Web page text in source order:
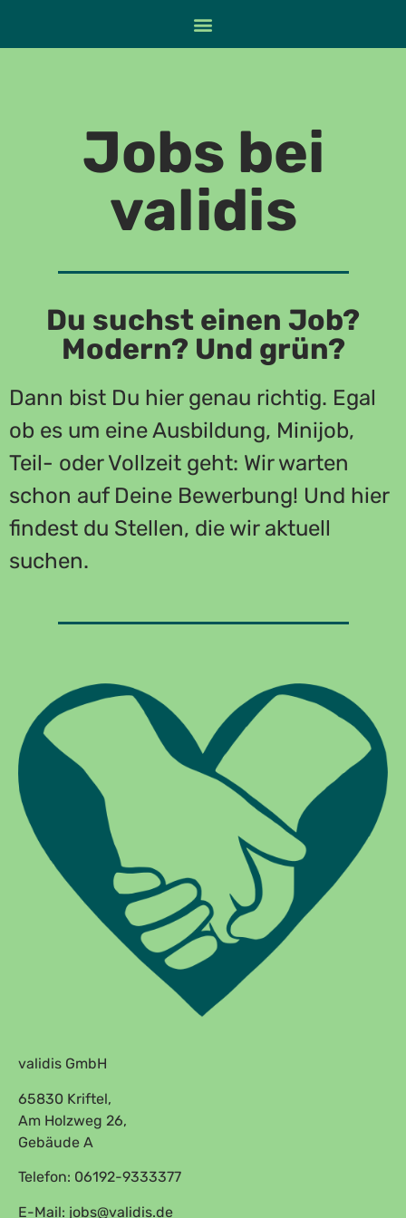
Jobs bei
validis
Du suchst einen Job?
Modern? Und grün?​
Dann bist Du hier genau richtig. Egal
ob es um eine Ausbildung, Minijob,
Teil- oder Vollzeit geht: Wir warten
schon auf Deine Bewerbung! Und hier
findest du Stellen, die wir aktuell
suchen.
validis GmbH
65830 Kriftel,
Am Holzweg 26,
Gebäude A
Telefon: 06192-9333377
E-Mail: jobs@validis.de